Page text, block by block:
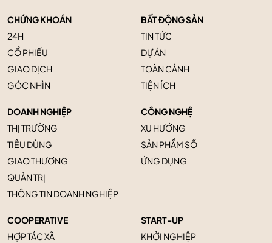
CHỨNG KHOÁN
24H
CỔ PHIẾU
GIAO DỊCH
GÓC NHÌN
BẤT ĐỘNG SẢN
TIN TỨC
DỰ ÁN
TOÀN CẢNH
TIỆN ÍCH
DOANH NGHIỆP
THỊ TRƯỜNG
TIÊU DÙNG
GIAO THƯƠNG
QUẢN TRỊ
THÔNG TIN DOANH NGHIỆP
CÔNG NGHỆ
XU HƯỚNG
SẢN PHẨM SỐ
ỨNG DỤNG
COOPERATIVE
HỢP TÁC XÃ
START-UP
KHỞI NGHIỆP